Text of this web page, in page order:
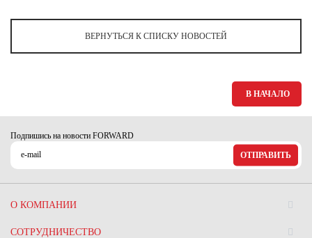
ВЕРНУТЬСЯ К СПИСКУ НОВОСТЕЙ
В НАЧАЛО
Подпишись на новости FORWARD
ОТПРАВИТЬ
О КОМПАНИИ
СОТРУДНИЧЕСТВО